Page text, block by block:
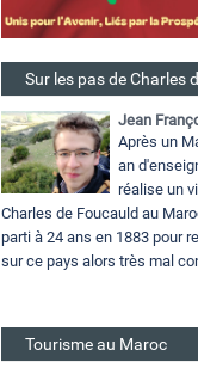
Sur les pas de Charles
Jean
Après un
an
réalise un
Charles de Foucauld au
parti à 24 ans en 1883 pour
sur ce pays alors très mal
Tourisme au Maroc